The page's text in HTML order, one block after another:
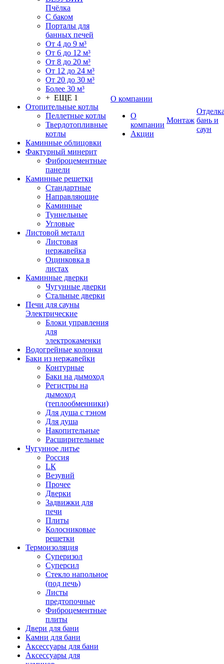
Пчёлка
С баком
Порталы для
банных печей
От 4 до 9 м³
От 6 до 12 м³
От 8 до 20 м³
От 12 до 24 м³
От 20 до 30 м³
Более 30 м³
+ ЕЩЕ 1
Отопительные котлы
Пеллетные котлы
Твердотопливные
котлы
Каминные облицовки
Фактурный минерит
Фиброцементные
панели
Каминные решетки
Стандартные
Направляющие
Каминные
Туннельные
Угловые
Листовой металл
Листовая
нержавейка
Оцинковка в
листах
Каминные дверки
Чугунные дверки
Стальные дверки
Печи для сауны
Электрические
Блоки управления
для
электрокаменки
Водогрейные колонки
Баки из нержавейки
Контурные
Баки на дымоход
Регистры на
дымоход
(теплообменники)
Для душа с тэном
Для душа
Накопительные
Расширительные
Чугунное литье
Россия
LК
Везувий
Прочее
Дверки
Задвижки для
печи
Плиты
Колосниковые
решетки
Термоизоляция
Суперизол
Суперсил
Стекло напольное
(под печь)
Листы
предтопочные
Фиброцементные
плиты
Двери для бани
Камни для бани
Аксессуары для бани
Аксессуары для
О компании
О
компании
Акции
Монтаж бань и
саун